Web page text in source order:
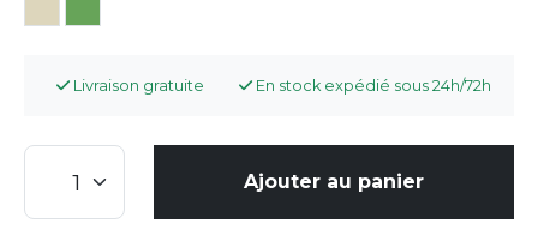
Livraison gratuite En stock expédié sous 24h/72h
Ajouter au panier